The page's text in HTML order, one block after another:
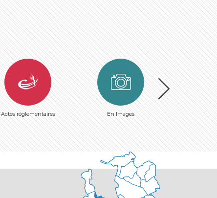
Actes réglementaires En Images Plan